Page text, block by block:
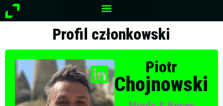
Przejdź
do
Profil członkowski
Piotr
Chojnowski